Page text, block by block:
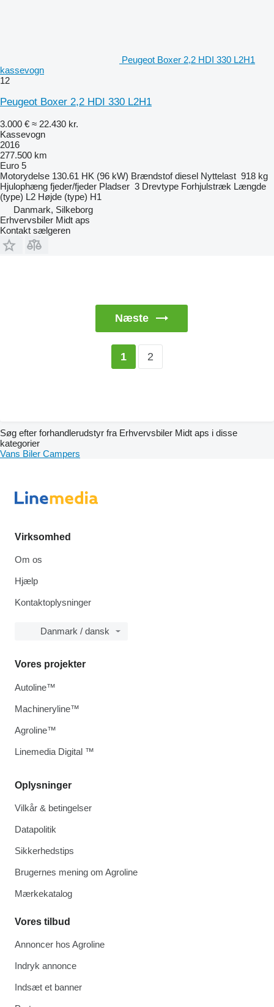
Peugeot Boxer 2,2 HDI 330 L2H1
kassevogn
12
Peugeot Boxer 2,2 HDI 330 L2H1
3.000 € ≈ 22.430 kr.
Kassevogn
2016
277.500 km
Euro 5
Motorydelse 130.61 HK (96 kW) Brændstof diesel Nyttelast 918 kg
Hjulophæng fjeder/fjeder Pladser 3 Drevtype Forhjulstræk Længde
(type) L2 Højde (type) H1
Danmark, Silkeborg
Erhvervsbiler Midt aps
Kontakt sælgeren
Næste
1 2
Søg efter forhandlerudstyr fra Erhvervsbiler Midt aps i disse
kategorier
Vans Biler Campers
Virksomhed
Om os
Hjælp
Kontaktoplysninger
Danmark / dansk
Oplysninger
Vilkår & betingelser
Datapolitik
Sikkerhedstips
Brugernes mening om Agroline
Mærkekatalog
Vores tilbud
Annoncer hos Agroline
Indryk annonce
Indsæt et banner
Vores projekter
Autoline™
Machineryline™
Agroline™
Linemedia Digital ™